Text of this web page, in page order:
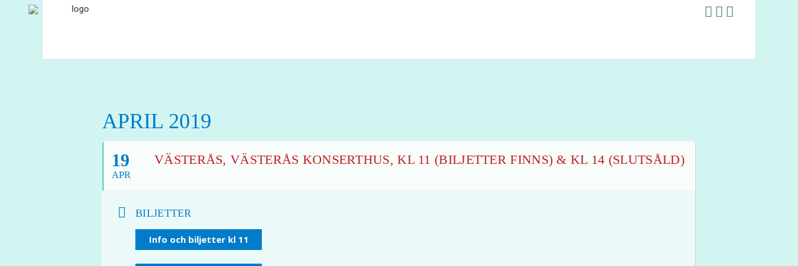
APRIL 2019
19
APR
VÄSTERÅS, VÄSTERÅS KONSERTHUS, KL 11 (BILJETTER FINNS) & KL 14 (SLUTSÅLD)
BILJETTER
Info och biljetter kl 11